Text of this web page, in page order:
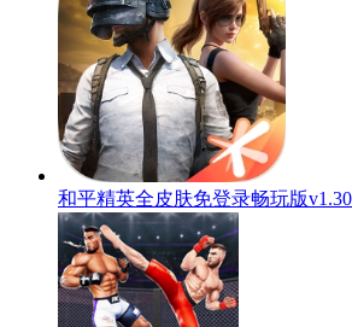
和平精英全皮肤免登录畅玩版